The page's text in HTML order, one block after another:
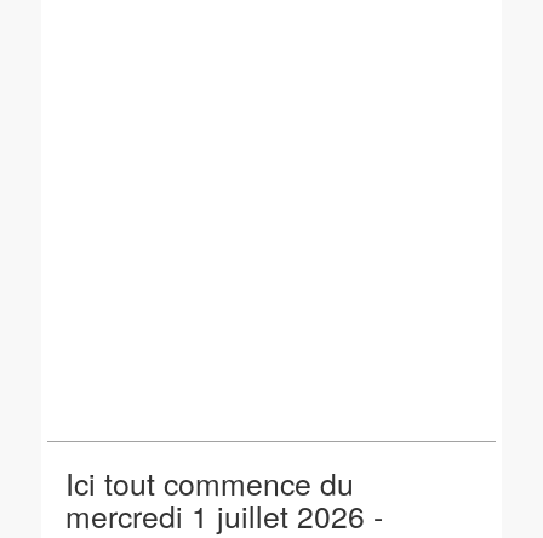
Ici tout commence du
mercredi 1 juillet 2026 -